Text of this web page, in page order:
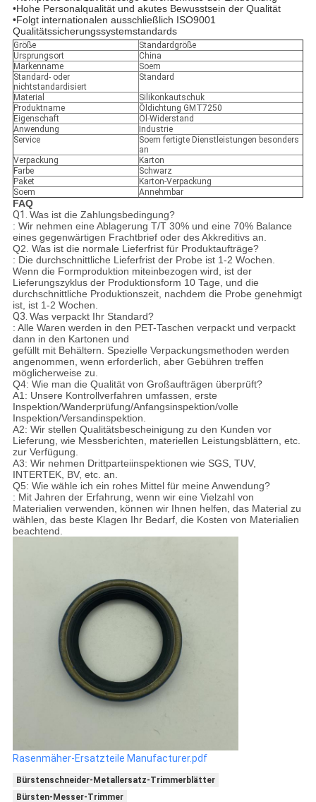
•Hohe Personalqualität und akutes Bewusstsein der Qualität
•Folgt internationalen ausschließlich ISO9001
Qualitätssicherungssystemstandards
Größe
Standardgröße
Ursprungsort
China
Markenname
Soem
Standard- oder
nichtstandardisiert
Standard
Material
Silikonkautschuk
Produktname
Öldichtung GMT7250
Eigenschaft
Öl-Widerstand
Anwendung
Industrie
Service
Soem fertigte Dienstleistungen besonders
an
Verpackung
Karton
Farbe
Schwarz
Paket
Karton-Verpackung
Soem
Annehmbar
FAQ
Q1. Was ist die Zahlungsbedingung?
: Wir nehmen eine Ablagerung T/T 30% und eine 70% Balance
eines gegenwärtigen Frachtbrief oder des Akkreditivs an.
Q2. Was ist die normale Lieferfrist für Produktaufträge?
: Die durchschnittliche Lieferfrist der Probe ist 1-2 Wochen.
Wenn die Formproduktion miteinbezogen wird, ist der
Lieferungszyklus der Produktionsform 10 Tage, und die
durchschnittliche Produktionszeit, nachdem die Probe genehmigt
ist, ist 1-2 Wochen.
Q3. Was verpackt Ihr Standard?
: Alle Waren werden in den PET-Taschen verpackt und verpackt
dann in den Kartonen und
gefüllt mit Behältern. Spezielle Verpackungsmethoden werden
angenommen, wenn erforderlich, aber Gebühren treffen
möglicherweise zu.
Q4: Wie man die Qualität von Großaufträgen überprüft?
A1: Unsere Kontrollverfahren umfassen, erste
Inspektion/Wanderprüfung/Anfangsinspektion/volle
Inspektion/Versandinspektion.
A2: Wir stellen Qualitätsbescheinigung zu den Kunden vor
Lieferung, wie Messberichten, materiellen Leistungsblättern, etc.
zur Verfügung.
A3: Wir nehmen Drittparteiinspektionen wie SGS, TUV,
INTERTEK, BV, etc. an.
Q5: Wie wähle ich ein rohes Mittel für meine Anwendung?
: Mit Jahren der Erfahrung, wenn wir eine Vielzahl von
Materialien verwenden, können wir Ihnen helfen, das Material zu
wählen, das beste Klagen Ihr Bedarf, die Kosten von Materialien
beachtend.
Rasenmäher-Ersatzteile Manufacturer.pdf
Bürstenschneider-Metallersatz-Trimmerblätter
Bürsten-Messer-Trimmer